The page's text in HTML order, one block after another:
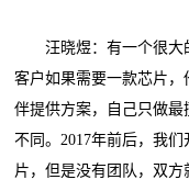
汪晓煜：有一个很大
客户如果需要一款芯片
伴提供方案，自己只做
不同。2017年前后，我
片，但是没有团队，双